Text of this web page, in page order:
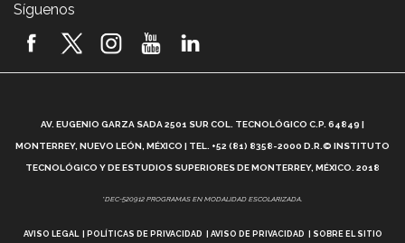
2026! (video)
¿Cómo es el Modelo Educativo Tec? (video)
Vida Tec: Feminismo e Inteligencia Artificial, Paola
Síguenos
AV. EUGENIO GARZA SADA 2501 SUR COL. TECNOLÓGICO C.P. 64849 |
MONTERREY, NUEVO LEÓN, MÉXICO | TEL. +52 (81) 8358-2000 D.R.© INSTITUTO
TECNOLÓGICO Y DE ESTUDIOS SUPERIORES DE MONTERREY, MÉXICO. 2018
*DEC-520912 PROGRAMAS EN MODALIDAD ESCOLARIZADA.
AVISO LEGAL POLÍTICAS DE PRIVACIDAD AVISO DE PRIVACIDAD SOBRE EL SITIO